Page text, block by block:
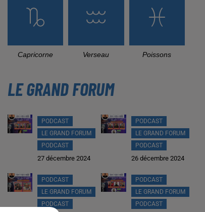
Capricorne Verseau Poissons
LE GRAND FORUM
PODCAST
LE GRAND FORUM
PODCAST
27 décembre 2024
PODCAST
LE GRAND FORUM
PODCAST
26 décembre 2024
PODCAST
LE GRAND FORUM
PODCAST
PODCAST
LE GRAND FORUM
PODCAST